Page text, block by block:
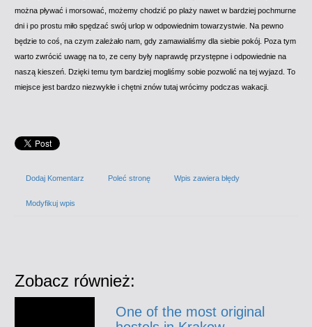
można pływać i morsować, możemy chodzić po plaży nawet w bardziej pochmurne
dni i po prostu miło spędzać swój urlop w odpowiednim towarzystwie. Na pewno
będzie to coś, na czym zależało nam, gdy zamawialiśmy dla siebie pokój. Poza tym
warto zwrócić uwagę na to, ze ceny były naprawdę przystępne i odpowiednie na
naszą kieszeń. Dzięki temu tym bardziej mogliśmy sobie pozwolić na tej wyjazd. To
miejsce jest bardzo niezwykłe i chętni znów tutaj wrócimy podczas wakacji.
Dodaj Komentarz Poleć stronę Wpis zawiera błędy
Modyfikuj wpis
Zobacz również:
One of the most original